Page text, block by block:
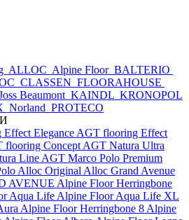
ALLOC Alpine Floor BALTERIO
CLASSEN FLOORAHOUSE
Beaumont KAINDL KRONOPOL
Norland PROTECO
Elegance AGT flooring Effect
flooring Concept AGT Natura Ultra
Line AGT Marco Polo Premium
Alloc Original Alloc Grand Avenue
AVENUE Alpine Floor Herringbone
Aqua Life Alpine Floor Aqua Life XL
Alpine Floor Herringbone 8 Alpine